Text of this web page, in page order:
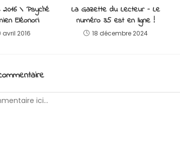
2016 \ Psyché
Eléonori
avril 2016
La Gazette du Lecteur – Le
numéro 35 est en ligne !
18 décembre 2024